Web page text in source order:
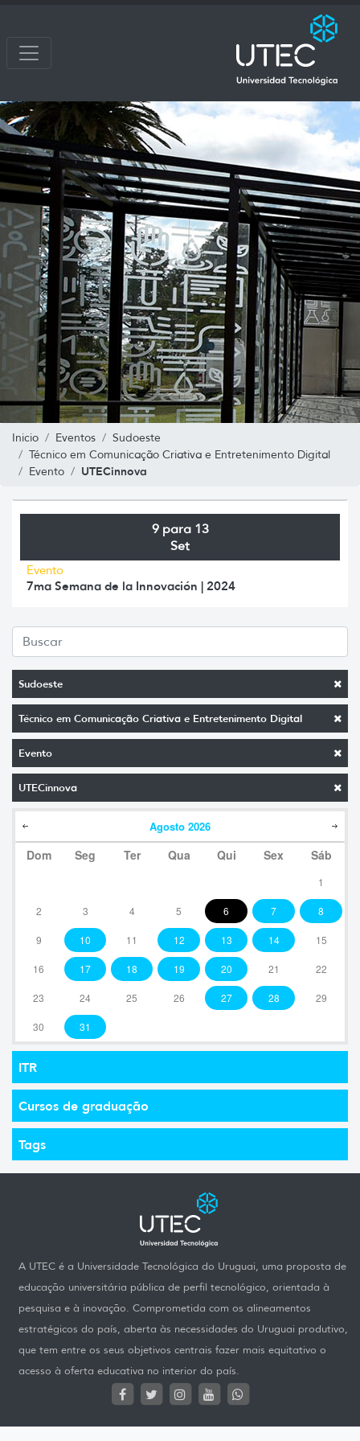
Inicio Eventos
Sudoeste
Técnico em Comunicação Criativa e Entretenimento Digital
Evento
UTECinnova
Sudoeste
Técnico em Comunicação Criativa e Entretenimento Digital
Evento
UTECinnova
Agosto 2026
Dom Seg Ter Qua Qui Sex Sáb
1
2 3 4 5 6 7 8
9 10 11 12 13 14 15
16 17 18 19 20 21 22
23 24 25 26 27 28 29
30 31
ITR
Cursos de graduação
Tags
9 para 13
Set
Evento
7ma Semana de la Innovación | 2024
A UTEC é a Universidade Tecnológica do Uruguai, uma proposta de
educação universitária pública de perfil tecnológico, orientada à
pesquisa e à inovação. Comprometida com os alineamentos
estratégicos do país, aberta às necessidades do Uruguai produtivo,
que tem entre os seus objetivos centrais fazer mais equitativo o
acesso à oferta educativa no interior do país.